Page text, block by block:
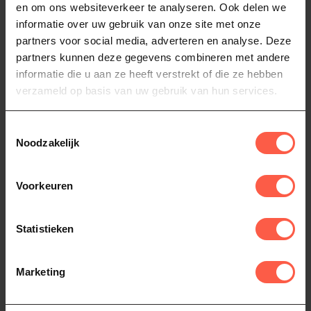
en om ons websiteverkeer te analyseren. Ook delen we
informatie over uw gebruik van onze site met onze
partners voor social media, adverteren en analyse. Deze
partners kunnen deze gegevens combineren met andere
informatie die u aan ze heeft verstrekt of die ze hebben
verzameld op basis van uw gebruik van hun services.
Noodzakelijk
Voorkeuren
Statistieken
Marketing
GRILLTEAM
BBQ Tang
Deze tang heeft extra
lengte: grote gerechten zijn
makkelijk te grijpen en men
12,95
GRILLTEAM
BBQ Spray bottle
Marinade Spray bottle,
perfecte accessoire voor de
low en slow gerechten,
13,95
Burger Flipper
Butcher paper 10